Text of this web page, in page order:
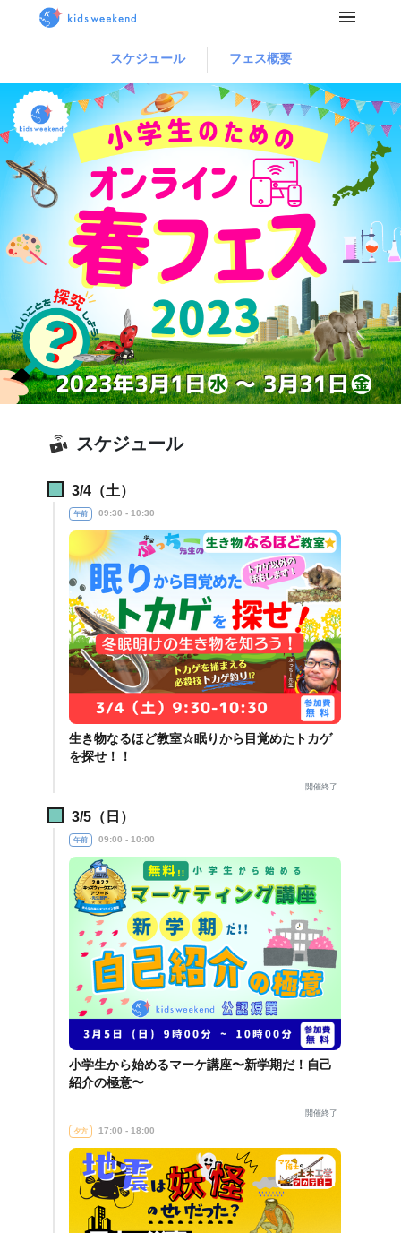
スケジュール フェス概要
スケジュール
3/4（土）
午前 09:30 - 10:30
生き物なるほど教室☆眠りから目覚めたトカゲ
を探せ！！
開催終了
3/5（日）
午前 09:00 - 10:00
小学生から始めるマーケ講座〜新学期だ！自己
紹介の極意〜
開催終了
夕方 17:00 - 18:00